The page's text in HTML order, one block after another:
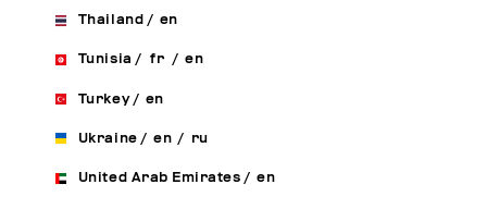
Thailand / en
Tunisia / fr / en
Turkey / en
Ukraine / en / ru
United Arab Emirates / en